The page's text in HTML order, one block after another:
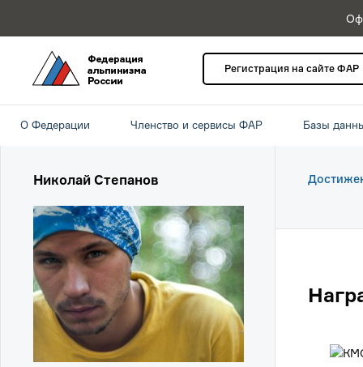
Регистрация на сайте ФАР
О Федерации Членство и сервисы ФАР Базы
Николай Степанов